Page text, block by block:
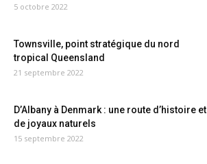
5 octobre 2022
Townsville, point stratégique du nord
tropical Queensland
21 septembre 2022
D’Albany à Denmark : une route d’histoire et
de joyaux naturels
15 septembre 2022